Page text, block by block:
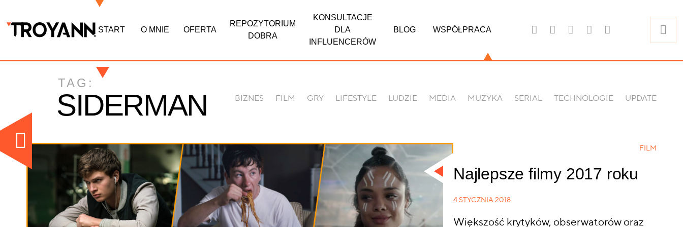
START O MNIE OFERTA
REPOZYTORIUM
DOBRA
KONSULTACJE
DLA
INFLUENCERÓW
BLOG WSPÓŁPRACA
TAG:
SIDERMAN BIZNES FILM GRY LIFESTYLE LUDZIE MEDIA MUZYKA SERIAL TECHNOLOGIE UPDATE
FILM
Najlepsze filmy 2017 roku
4 STYCZNIA 2018
Większość krytyków, obserwatorów oraz